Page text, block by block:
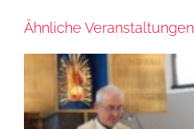
Ähnliche Veranstaltungen